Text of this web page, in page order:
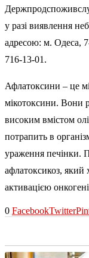
у разі виявлення
адресою: м. Одеса,
716-13-01.
Афлатоксини – це
мікотоксини. Вони
високим вмістом
потрапить в
ураження печінки.
афлатоксикоз,
активацією
0 FacebookTwitter